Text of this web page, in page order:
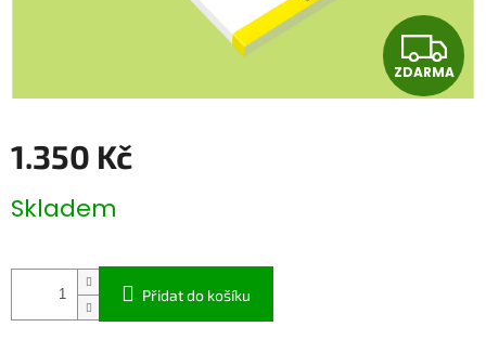
Z
D
ZDARMA
1.350 Kč
cena:
Skladem
Přidat do košíku